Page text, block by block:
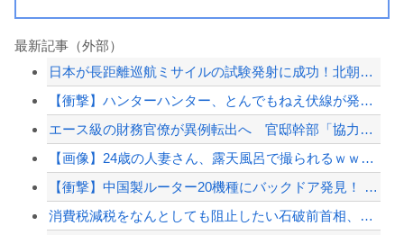
最新記事（外部）
日本が長距離巡航ミサイルの試験発射に成功！北朝鮮が激怒「日本が戦争国家になろうと...
【衝撃】ハンターハンター、とんでもねえ伏線が発掘される。クルタ族の虐殺犯人がツェ...
エース級の財務官僚が異例転出へ 官邸幹部「協力的でなかったから」
【画像】24歳の人妻さん、露天風呂で撮られるｗｗｗｗｗｗｗｗｗｗｗｗｗｗｗｗｗ
【衝撃】中国製ルーター20機種にバックドア発見！ ネットに繋ぐだけで35秒ごとに...
消費税減税をなんとしても阻止したい石破前首相、「何いってんのこいつ」と有権者をド...